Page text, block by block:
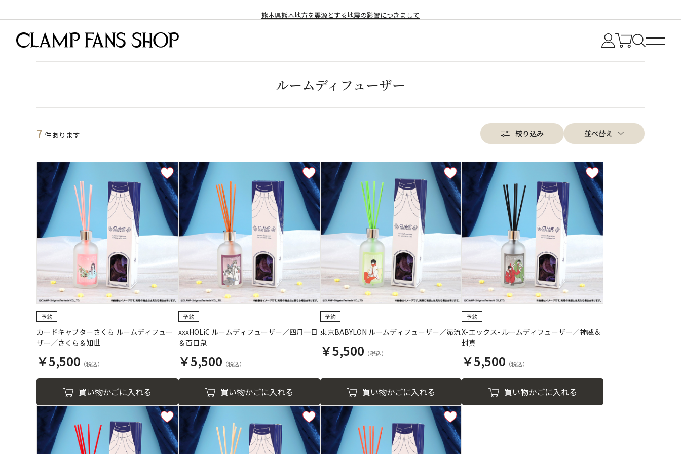
熊本県熊本地方を震源とする地震の影響につきまして
ルームディフューザー
絞り込み 並べ替え
7 件あります
カードキャプターさくら ルームディフュー
ザー／さくら＆知世
￥5,500
買い物かごに入れる
xxxHOLiC ルームディフューザー／四月一日
＆百目鬼
￥5,500
買い物かごに入れる
東京BABYLON ルームディフューザー／昴流
￥5,500
買い物かごに入れる
X-エックス- ルームディフューザー／神威＆
封真
￥5,500
買い物かごに入れる